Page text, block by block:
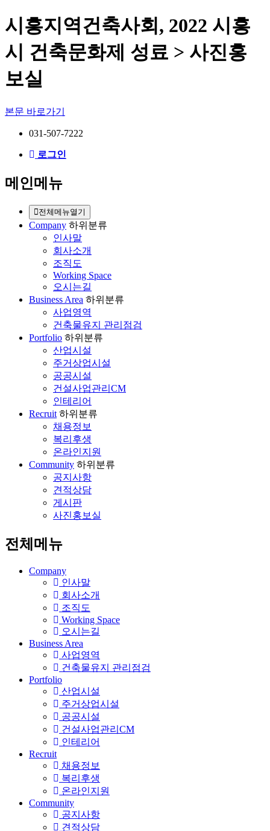
시흥지역건축사회, 2022 시흥
시 건축문화제 성료 > 사진홍
보실
본문 바로가기
031-507-7222
로그인
메인메뉴
전체메뉴열기
Company 하위분류
인사말
회사소개
조직도
Working Space
오시는길
Business Area 하위분류
사업영역
건축물유지 관리점검
Portfolio 하위분류
산업시설
주거상업시설
공공시설
건설사업관리CM
인테리어
Recruit 하위분류
채용정보
복리후생
온라인지원
Community 하위분류
공지사항
견적상담
게시판
사진홍보실
전체메뉴
Company
인사말
회사소개
조직도
Working Space
오시는길
Business Area
사업영역
건축물유지 관리점검
Portfolio
산업시설
주거상업시설
공공시설
건설사업관리CM
인테리어
Recruit
채용정보
복리후생
온라인지원
Community
공지사항
견적상담